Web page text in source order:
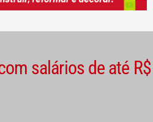
salários de até R$